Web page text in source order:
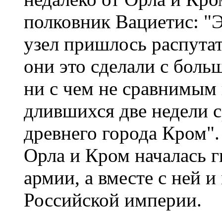
полковник Вациетис:
узел пришлось
они это сделали с
ни с чем не сравнимым
длившихся две недели
древнего города
Орла и Кром началась
армии, а вместе с ней
Российской империи.